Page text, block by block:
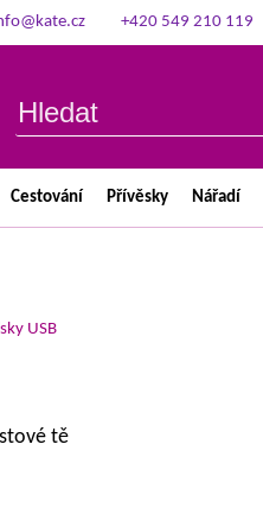
+420 549 210 119
Cestování Přívěsky Nářadí
USB
tě